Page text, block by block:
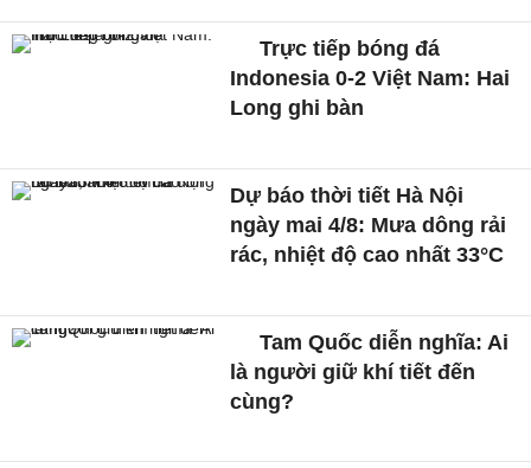
Trực tiếp bóng đá
Indonesia 0-2 Việt Nam: Hai
Long ghi bàn
Dự báo thời tiết Hà Nội
ngày mai 4/8: Mưa dông rải
rác, nhiệt độ cao nhất 33°C
Tam Quốc diễn nghĩa: Ai
là người giữ khí tiết đến
cùng?